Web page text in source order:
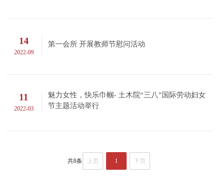
14
2022-09
第一会所 开展教师节慰问活动
11
2022-03
魅力女性，快乐巾帼- 土木院“三八”国际劳动妇女
节主题活动举行
共8条 上页 1 下页